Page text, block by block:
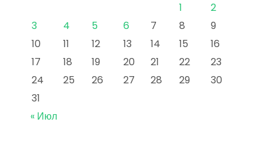
1
2
3
4 5 6 7 8
9
10
11 12 13 14 15
16
17
18 19 20 21 22
23
24
25 26 27 28 29
30
31
« Июл